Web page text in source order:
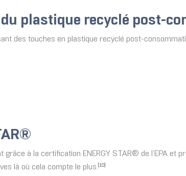
plastique recyclé post-
des touches en plastique recyclé post-
grâce à la certification ENERGY STAR® de l’EPA
là où cela compte le plus. [10]